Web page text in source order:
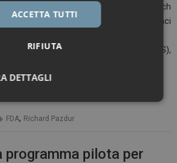
Evaluation and Research
supervisiona la maggior parte dei farmaci
Uniti. La nomina, annunciata l’11
della Salute e dei Servizi Umani (HHS),
di George…
FDA, Richard Pazdur
programma pilota per
ACCETTA TUTTI
RIFIUTA
DETTAGLI
Marketing